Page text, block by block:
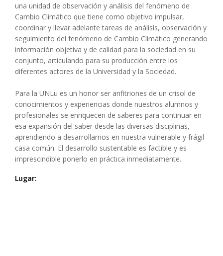
una unidad de observación y análisis del fenómeno de
Cambio Climático que tiene como objetivo impulsar,
coordinar y llevar adelante tareas de análisis, observación y
seguimiento del fenómeno de Cambio Climático generando
información objetiva y de calidad para la sociedad en su
conjunto, articulando para su producción entre los
diferentes actores de la Universidad y la Sociedad.
Para la UNLu es un honor ser anfitriones de un crisol de
conocimientos y experiencias donde nuestros alumnos y
profesionales se enriquecen de saberes para continuar en
esa expansión del saber desde las diversas disciplinas,
aprendiendo a desarrollarnos en nuestra vulnerable y frágil
casa común. El desarrollo sustentable es factible y es
imprescindible ponerlo en práctica inmediatamente.
Lugar: